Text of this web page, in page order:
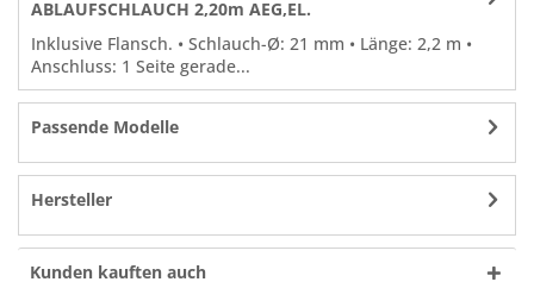
ABLAUFSCHLAUCH 2,20m AEG,EL.
Inklusive Flansch. • Schlauch-Ø: 21 mm • Länge: 2,2 m •
Anschluss: 1 Seite gerade...
Passende Modelle
Hersteller
Kunden kauften auch